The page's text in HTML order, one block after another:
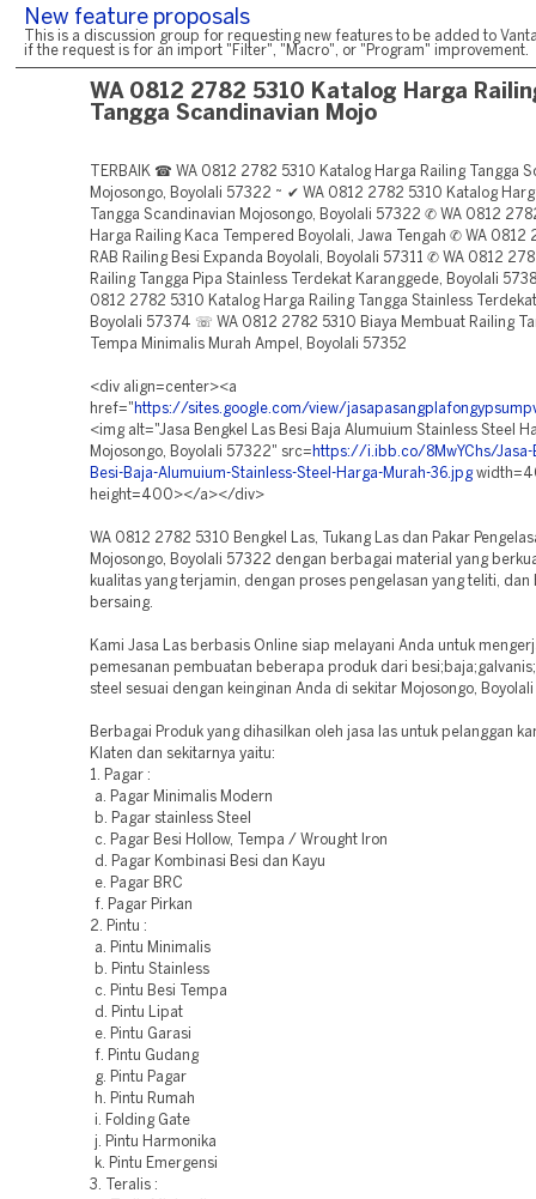
New feature proposals
This is a discussion group for requesting new features to be added to
if the request is for an import "Filter", "Macro", or "Program" improvement.
WA 0812 2782 5310 Katalog Harga
Tangga Scandinavian Mojo
TERBAIK ☎ WA 0812 2782 5310 Katalog Harga Railing Tangga
Mojosongo, Boyolali 57322 ~ ✔ WA 0812 2782 5310 Katalog
Tangga Scandinavian Mojosongo, Boyolali 57322 ✆ WA 0812
Harga Railing Kaca Tempered Boyolali, Jawa Tengah ✆ WA 0812
RAB Railing Besi Expanda Boyolali, Boyolali 57311 ✆ WA 0812
Railing Tangga Pipa Stainless Terdekat Karanggede, Boyolali
0812 2782 5310 Katalog Harga Railing Tangga Stainless
Boyolali 57374 ☏ WA 0812 2782 5310 Biaya Membuat Railing
Tempa Minimalis Murah Ampel, Boyolali 57352
<div align=center><a
href=" https://sites.google.com/view/
<img alt="Jasa Bengkel Las Besi Baja Alumuium Stainless Steel
Mojosongo, Boyolali 57322" src= https://i.ibb.co/8MwYChs/Jasa-
Besi-Baja-Alumuium-Stainless-Steel-Harga-Murah-36.jpg
height=400></a></div>
WA 0812 2782 5310 Bengkel Las, Tukang Las dan Pakar
Mojosongo, Boyolali 57322 dengan berbagai material yang
kualitas yang terjamin, dengan proses pengelasan yang teliti, dan
bersaing.
Kami Jasa Las berbasis Online siap melayani Anda untuk
pemesanan pembuatan beberapa produk dari
steel sesuai dengan keinginan Anda di sekitar Mojosongo,
Berbagai Produk yang dihasilkan oleh jasa las untuk pelanggan
Klaten dan sekitarnya yaitu:
1. Pagar :
a. Pagar Minimalis Modern
b. Pagar stainless Steel
c. Pagar Besi Hollow, Tempa / Wrought Iron
d. Pagar Kombinasi Besi dan Kayu
e. Pagar BRC
f. Pagar Pirkan
2. Pintu :
a. Pintu Minimalis
b. Pintu Stainless
c. Pintu Besi Tempa
d. Pintu Lipat
e. Pintu Garasi
f. Pintu Gudang
g. Pintu Pagar
h. Pintu Rumah
i. Folding Gate
j. Pintu Harmonika
k. Pintu Emergensi
3. Teralis :